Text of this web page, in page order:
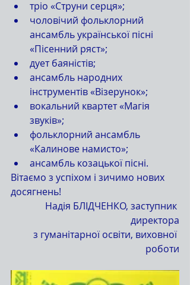
тріо «Струни серця»;
чоловічий фольклорний
ансамбль української пісні
«Пісенний ряст»;
дует баяністів;
ансамбль народних
інструментів «Візерунок»;
вокальний квартет «Магія
звуків»;
фольклорний ансамбль
«Калинове намисто»;
ансамбль козацької пісні.
Вітаємо з успіхом і зичимо нових
досягнень!
Надія БЛІДЧЕНКО, заступник
директора
роботи